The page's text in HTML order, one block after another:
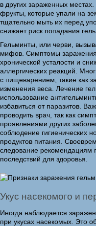
в других зараженных
фрукты, которые упали на
тщательно мыть их перед
снижает риск попадания
Гельминты, или черви,
мифов. Симптомы
хронической усталости и
аллергических реакций.
с пищеварением, такие как
изменения веса. Лечение
использование
избавиться от паразитов.
проводить врач, так как
проявлениями других
соблюдение гигиенических
продуктов питания.
следование рекомендациям
последствий для здоровья.
Укус насекомого и
Иногда наблюдается
при укусах насекомых. Это